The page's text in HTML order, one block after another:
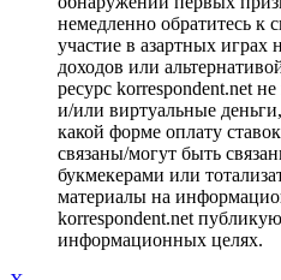
немедленно обратитесь к
участие в азартных играх
доходов или
ресурс korrespondent.net
и/или виртуальные
какой форме оплату
связаны/могут быть
букмекерами или
материалы на
korrespondent.net
информационных целях.